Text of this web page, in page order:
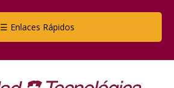
☰ Enlaces Rápidos